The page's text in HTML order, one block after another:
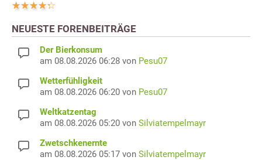
NEUESTE FORENBEITRÄGE
Der Bierkonsum
am 08.08.2026 06:28 von Pesu07
Wetterfühligkeit
am 08.08.2026 06:20 von Pesu07
Weltkatzentag
am 08.08.2026 05:20 von Silviatempelmayr
Zwetschkenernte
am 08.08.2026 05:17 von Silviatempelmayr